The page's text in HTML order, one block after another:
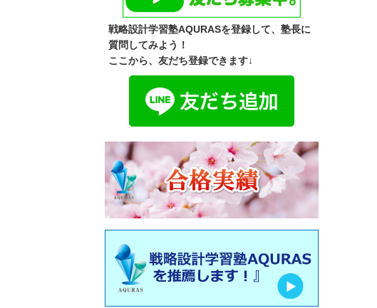
戦略設計学習塾AQURASを登録して、塾長に
質問してみよう！
ここから、友だち登録できます↓